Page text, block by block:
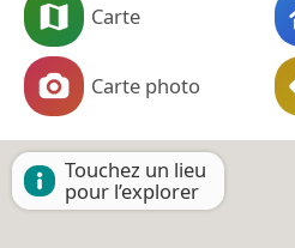
Carte
Carte photo
Touchez un lieu
pour l’explorer